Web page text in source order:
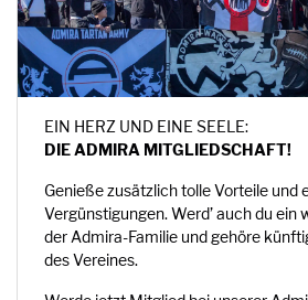
EIN HERZ UND EINE SEELE:
DIE ADMIRA MITGLIEDSCHAFT!
Genieße zusätzlich tolle Vorteile und
Vergünstigungen. Werd’ auch du
der Admira-Familie und gehöre
des Vereines.